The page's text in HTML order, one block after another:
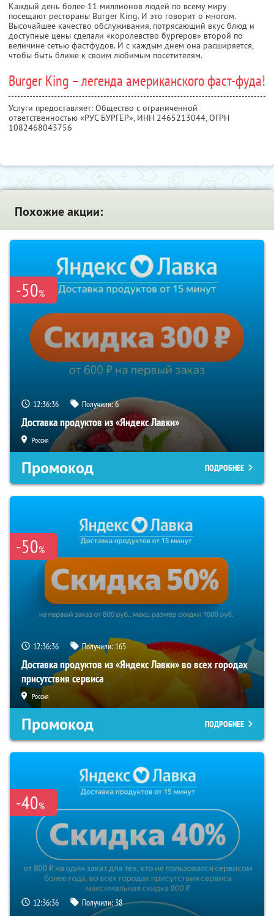
Каждый день более 11 миллионов людей по всему миру
посещают рестораны Burger King. И это говорит о многом.
Высочайшее качество обслуживания, потрясающий вкус блюд и
доступные цены сделали «королевство бургеров» второй по
величине сетью фастфудов. И с каждым днем она расширяется,
чтобы быть ближе к своим любимым посетителям.
Burger King – легенда американского фаст-фуда!
Услуги предоставляет: Общество с ограниченной
ответственностью «РУС БУРГЕР», ИНН 2465213044, ОГРН
1082468043756
Похожие акции:
-50%
12:36:36 Получили:6
Доставка продуктов из «Яндекс Лавки»
Россия
Промокод ПОДРОБНЕЕ
-50%
12:36:36 Получили: 165
Доставка продуктов из «Яндекс Лавки» во всех городах
присутствия сервиса
Россия
Промокод ПОДРОБНЕЕ
-40%
12:36:36 Получили:38